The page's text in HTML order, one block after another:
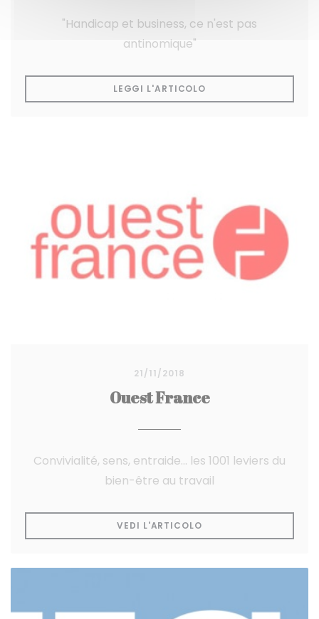
"Handicap et business, ce n'est pas
antinomique"
LEGGI L'ARTICOLO
21/11/2018
Ouest France
Convivialité, sens, entraide... les 1001 leviers du
bien-être au travail
VEDI L'ARTICOLO((APRE UNA NUOVA